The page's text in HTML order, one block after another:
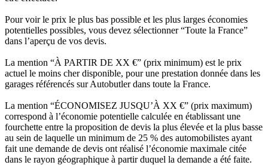
Pour voir le prix le plus bas possible et les plus larges économies
potentielles possibles, vous devez sélectionner “Toute la France”
dans l’aperçu de vos devis.
La mention “À PARTIR DE XX €” (prix minimum) est le prix
actuel le moins cher disponible, pour une prestation donnée dans les
garages référencés sur Autobutler dans toute la France.
La mention “ÉCONOMISEZ JUSQU’À XX €” (prix maximum)
correspond à l’économie potentielle calculée en établissant une
fourchette entre la proposition de devis la plus élevée et la plus basse
au sein de laquelle un minimum de 25 % des automobilistes ayant
fait une demande de devis ont réalisé l’économie maximale citée
dans le rayon géographique à partir duquel la demande a été faite.